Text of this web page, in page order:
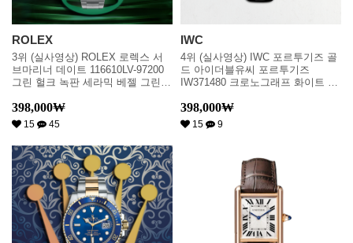
ROLEX
3위 (실사영상) ROLEX 로렉스 서
브마리너 데이트 116610LV-97200
그린 헐크 녹판 세라믹 베젤 그린
스 ETA 2836-2 & 칼리버 3135 오토
매틱 무브먼트 rol0646
398,000₩
15 45
IWC
4위 (실사영상) IWC 포르투기즈 골
드 아이더블유씨 포르투기즈
IW371480 크로노그래프 화이트 다
398,000₩
15 9